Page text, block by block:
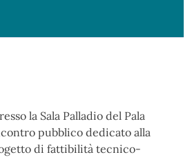
la Sala Palladio del Pala
pubblico dedicato alla
di fattibilità tecnico-